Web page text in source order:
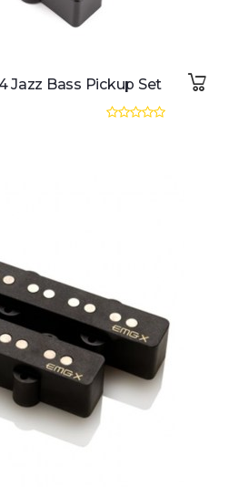
Jazz Bass Pickup Set